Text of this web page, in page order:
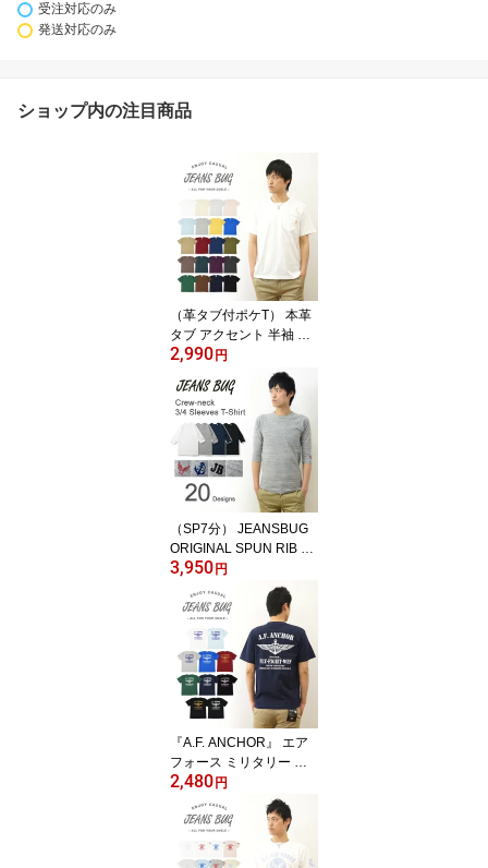
受注対応のみ
発送対応のみ
ショップ内の注目商品
（革タブ付ポケT） 本革
タブ アクセント 半袖 無
地 ポケット Tシャツ メン
ズ レディース ゆったり
オーバーサイズ 大きいサ
イズ ビッグサイズ対応 X
L 2L XXL 3L オリジナル
ブランド 丸胴 厚手 トッ
プス Tシャツ ティーシャ
ツ おしゃれ 白 黒 胸ポケ
ット付き 【PKST-L1】
2,990円
（SP7分） JEANSBUG
ORIGINAL SPUN RIB K
NIT T-SHIRT オリジナル
スパン フライス 7分袖 ク
ルーネック Tシャツ メン
ズ レディース 刺繍 無地
七分袖 ストレッチ 伸縮
インナー ラグラン Tシャ
ツ 厚手 シンプル 重ね着
白 黒 グレー 紺 透けない
下着 五分袖 【SP7T】
3,950円
『A.F. ANCHOR』 エア
フォース ミリタリー プ
リント 半袖 Tシャツ メン
ズ レディース ゆったり
オーバーサイズ 大きいサ
イズ ビッグサイズ対応 X
L 2L XXL 3L オリジナル
2,480円